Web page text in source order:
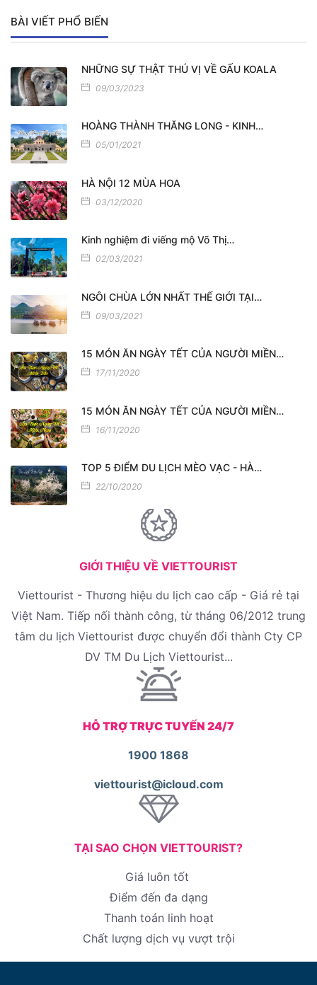
BÀI VIẾT PHỔ BIẾN
NHỮNG SỰ THẬT THÚ VỊ VỀ GẤU KOALA
09/03/2023
HOÀNG THÀNH THĂNG LONG - KINH…
05/01/2021
HÀ NỘI 12 MÙA HOA
03/12/2020
Kinh nghiệm đi viếng mộ Võ Thị…
02/03/2021
NGÔI CHÙA LỚN NHẤT THẾ GIỚI TẠI…
09/03/2021
15 MÓN ĂN NGÀY TẾT CỦA NGƯỜI MIỀN…
17/11/2020
15 MÓN ĂN NGÀY TẾT CỦA NGƯỜI MIỀN…
16/11/2020
TOP 5 ĐIỂM DU LỊCH MÈO VẠC - HÀ…
22/10/2020
GIỚI THIỆU VỀ VIETTOURIST
Viettourist - Thương hiệu du lịch cao cấp - Giá rẻ tại
Việt Nam. Tiếp nối thành công, từ tháng 06/2012 trung
tâm du lịch Viettourist được chuyển đổi thành Cty CP
DV TM Du Lịch Viettourist...
HỖ TRỢ TRỰC TUYẾN 24/7
1900 1868
viettourist@icloud.com
TẠI SAO CHỌN VIETTOURIST?
Giá luôn tốt
Điểm đến đa dạng
Thanh toán linh hoạt
Chất lượng dịch vụ vượt trội